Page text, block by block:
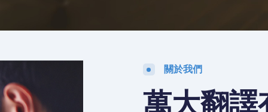
關於我們
萬大翻